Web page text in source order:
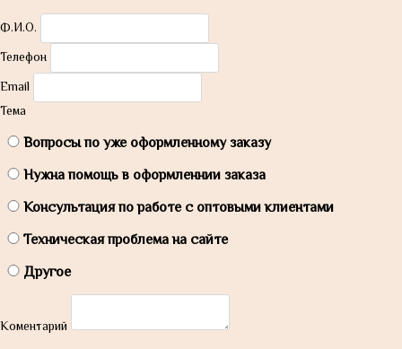
Ф.И.О.
Телефон
Email
Тема
Вопросы по уже оформленному заказу
Нужна помощь в оформленнии заказа
Консультация по работе с оптовыми клиентами
Техническая проблема на сайте
Другое
Коментарий